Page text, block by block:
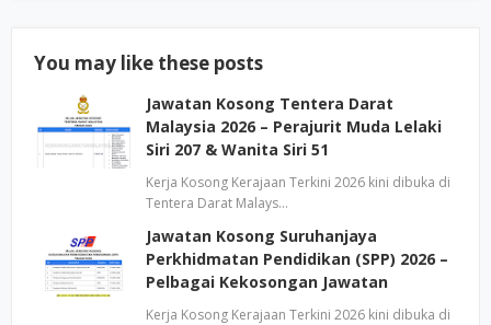
You may like these posts
Jawatan Kosong Tentera Darat
Malaysia 2026 – Perajurit Muda Lelaki
Siri 207 & Wanita Siri 51
Kerja Kosong Kerajaan Terkini 2026 kini dibuka di
Tentera Darat Malays…
Jawatan Kosong Suruhanjaya
Perkhidmatan Pendidikan (SPP) 2026 –
Pelbagai Kekosongan Jawatan
Kerja Kosong Kerajaan Terkini 2026 kini dibuka di